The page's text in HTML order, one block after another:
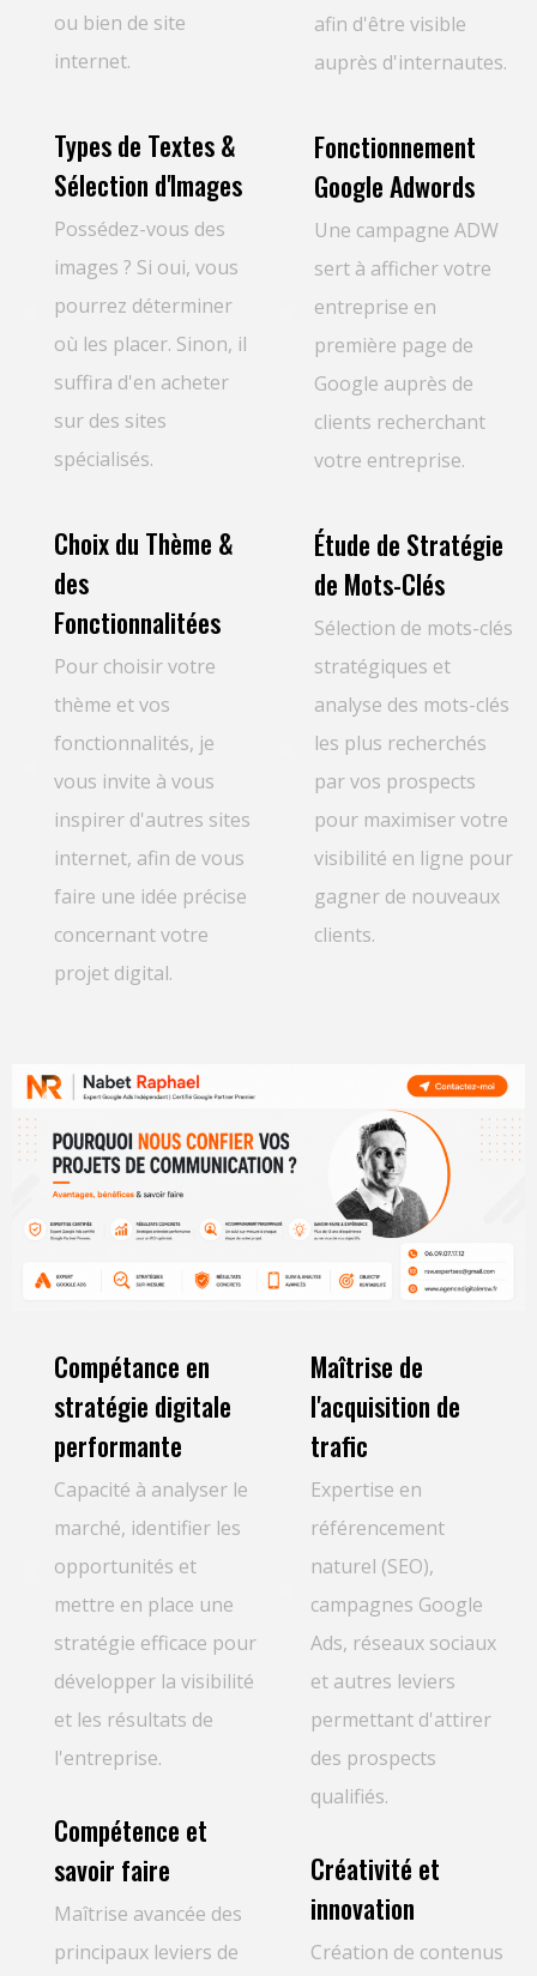
ou bien de site
internet.
Types de Textes &
Sélection d'Images
Possédez-vous des
images ? Si oui, vous
pourrez déterminer
où les placer. Sinon, il
suffira d'en acheter
sur des sites
spécialisés.
Choix du Thème &
des
Fonctionnalitées
Pour choisir votre
thème et vos
fonctionnalités, je
vous invite à vous
inspirer d'autres sites
internet, afin de vous
faire une idée précise
concernant votre
projet digital.
afin d'être visible
auprès d'internautes.
Fonctionnement
Google Adwords
Une campagne ADW
sert à afficher votre
entreprise en
première page de
Google auprès de
clients recherchant
votre entreprise.
Étude de Stratégie
de Mots-Clés
Sélection de mots-clés
stratégiques et
analyse des mots-clés
les plus recherchés
par vos prospects
pour maximiser votre
visibilité en ligne pour
gagner de nouveaux
clients.
Compétance en
stratégie digitale
performante
Capacité à analyser le
marché, identifier les
opportunités et
mettre en place une
stratégie efficace pour
développer la visibilité
et les résultats de
l'entreprise.
Compétence et
savoir faire
Maîtrise avancée des
principaux leviers de
Maîtrise de
l'acquisition de
trafic
Expertise en
référencement
naturel (SEO),
campagnes Google
Ads, réseaux sociaux
et autres leviers
permettant d'attirer
des prospects
qualifiés.
Créativité et
innovation
Création de contenus